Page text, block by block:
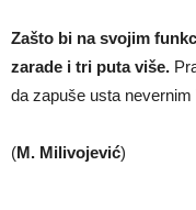
Zašto bi na svojim
zarade i tri puta više.
da zapuše usta nevernim
(M. Milivojević)